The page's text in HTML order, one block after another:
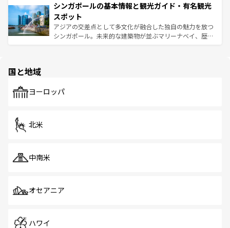
参照してほしい。
激する。気候は一年中温暖で、どの季節にも異なる楽しみ
が待っている。親しみやすいタイの人々、仏教を中心とし
た文化、そして多様な観光資源が、訪れる旅人を魅了し続
ける。 なお、新着のタイ情報はコンテンツ一覧を参照して
み、どこを訪れても感動するはず。観光スポットが密集し
ており、効率よく見どころを回れるのも魅力。息をのむよ
うな絶景から文化的な体験まで、香港を存分に楽しみ尽く
そう。 なお、新着の香港情報はコンテンツ一覧を参照して
シンガポールの基本情報と観光ガイド・有名観光
スポット
アジアの交差点として多文化が融合した独自の魅力を放つ
シンガポール。未来的な建築物が並ぶマリーナベイ、歴史
で、ホーカーズは地元の風情を楽しめる外せないスポット
国と地域
ヨーロッパ
北米
中南米
オセアニア
ハワイ